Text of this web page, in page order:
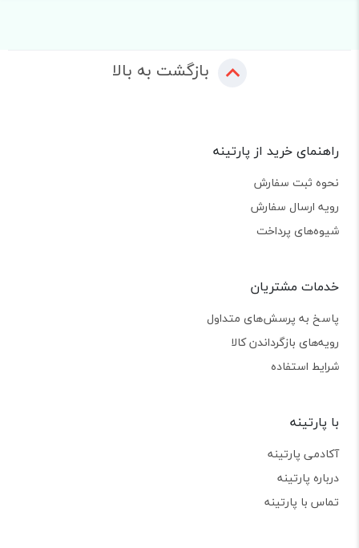
ترانزیستور یا رگولاتور مدار تغذیه (Power supply) نصب می‌شود.بازگشت به بالا
راهنمای خرید از پارتینه
نحوه ثبت سفارش
رویه ارسال سفارش
شیوه‌های پرداخت
خدمات مشتریان
پاسخ به پرسش‌های متداول
رویه‌های بازگرداندن کالا
شرایط استفاده
با پارتینه
آکادمی پارتینه
درباره پارتینه
تماس با پارتینه